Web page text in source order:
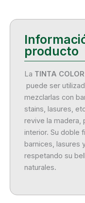
La TINTA
puede ser
mezclarlas con
stains, lasures,
revive la madera,
interior. Su doble
barnices, lasures
respetando su
naturales.